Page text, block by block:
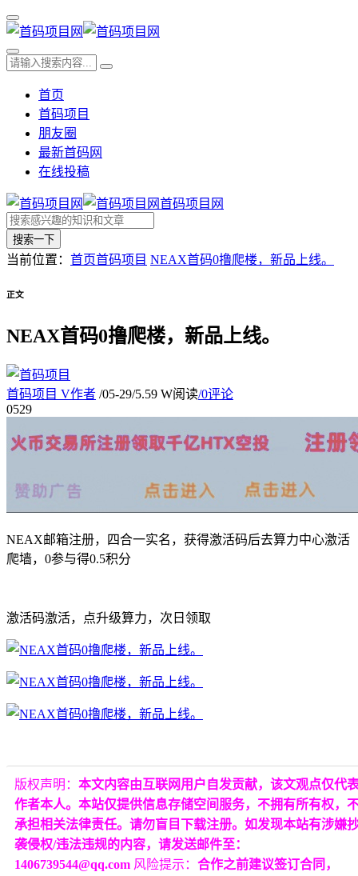
首页
首码项目
朋友圈
最新首码网
在线投稿
首码项目网
搜索一下
当前位置： 首页首码项目 NEAX首码0撸爬楼，新品上线。
正文
NEAX首码0撸爬楼，新品上线。
首码项目 V作者 /05-29/5.59 W阅读/0评论
0529
NEAX邮箱注册，四合一实名，获得激活码后去算力中心激活
爬墙，0参与得0.5积分
激活码激活，点升级算力，次日领取
版权声明： 本文内容由互联网用户自发贡献，该文观点仅代
作者本人。本站仅提供信息存储空间服务，不拥有所有权，
承担相关法律责任。请勿盲目下载注册。如发现本站有涉嫌
袭侵权/违法违规的内容，请发送邮件至：
1406739544@qq.com 风险提示： 合作之前建议签订合同，